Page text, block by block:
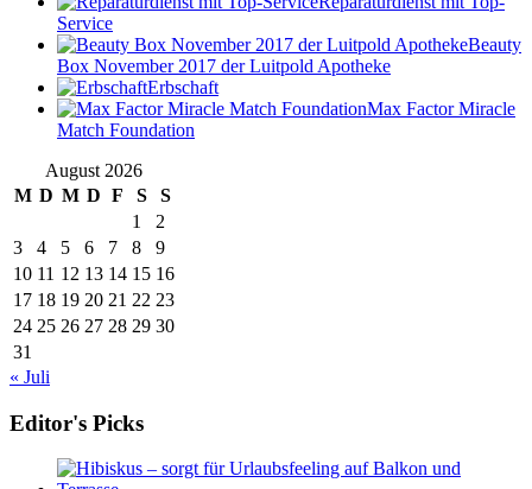
Service
Beauty
Box November 2017 der Luitpold Apotheke
Erbschaft
Max Factor Miracle
Match Foundation
August 2026
M D M D F S
S
1
2
3
4 5 6 7 8
9
10 11 12 13 14 15 16
17 18 19 20 21 22 23
24 25 26 27 28 29 30
31
« Juli
Editor's Picks